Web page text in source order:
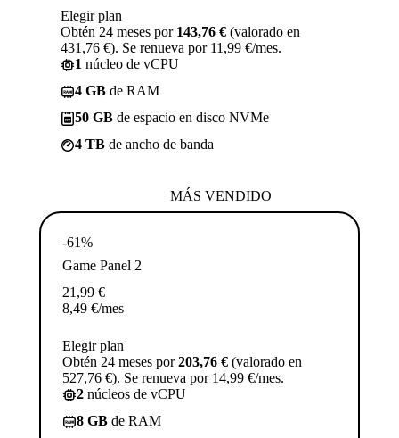
Elegir plan
Obtén 24 meses por 143,76 € (valorado en
431,76 €). Se renueva por 11,99 €/mes.
1 núcleo de vCPU
4 GB de RAM
50 GB de espacio en disco NVMe
4 TB de ancho de banda
MÁS VENDIDO
-61%
Game Panel 2
21,99 €
8,49 €/mes
Elegir plan
Obtén 24 meses por203,76 € (valorado en
527,76 €). Se renueva por 14,99 €/mes.
2 núcleos de vCPU
8 GB de RAM